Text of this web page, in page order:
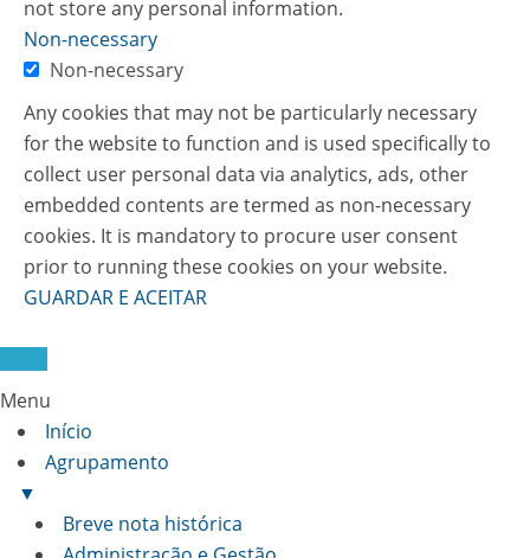
not store any personal information.
Non-necessary
Non-necessary
Any cookies that may not be particularly necessary
for the website to function and is used specifically to
collect user personal data via analytics, ads, other
embedded contents are termed as non-necessary
cookies. It is mandatory to procure user consent
prior to running these cookies on your website.
GUARDAR E ACEITAR
Menu
Início
Agrupamento
▼
Breve nota histórica